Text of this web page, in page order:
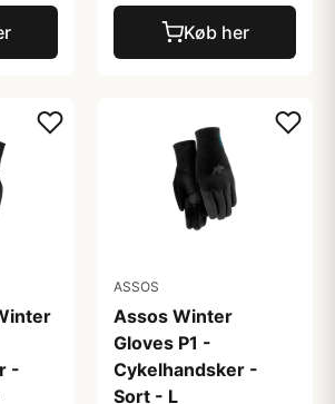
Køb her
-
ASSOS
Assos Winter
Gloves P1 -
Cykelhandsker -
Sort - L